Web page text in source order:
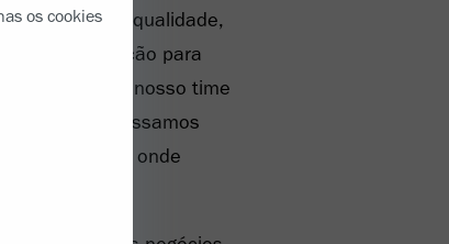
os cookies
A equipe de qualidade,
a produção para
enquanto nosso time
de que possamos
quando e onde